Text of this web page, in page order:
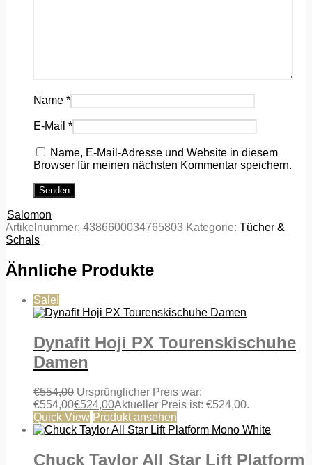
Name *
E-Mail *
Name, E-Mail-Adresse und Website in diesem
Browser für meinen nächsten Kommentar speichern.
Salomon
Artikelnummer: 4386600034765803 Kategorie: Tücher &
Schals
Ähnliche Produkte
Sale!
Dynafit Hoji PX Tourenskischuhe
Damen
€554,00 Ursprünglicher Preis war:
€554,00€524,00Aktueller Preis ist: €524,00.
Quick View Produkt ansehen
Chuck Taylor All Star Lift Platform